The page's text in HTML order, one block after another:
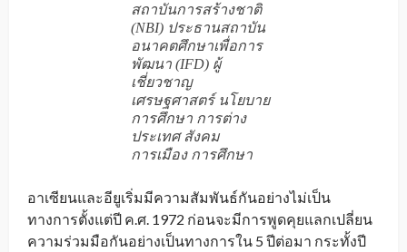
สถาบันการสร้างชาติ
(NBI) ประธานสถาบัน
อนาคตศึกษาเพื่อการ
พัฒนา (IFD) ผู้
เชี่ยวชาญ
เศรษฐศาสตร์ นโยบาย
การศึกษา การต่าง
ประเทศ สังคม
การเมือง การศึกษา
อาเซียนและอียูเริ่มมีความสัมพันธ์กันอย่างไม่เป็น
ทางการตั้งแต่ปี ค.ศ. 1972 ก่อนจะมีการพูดคุยแลกเปลี่ยน
ความร่วมมือกันอย่างเป็นทางการใน 5 ปีต่อมา กระทั้งปี